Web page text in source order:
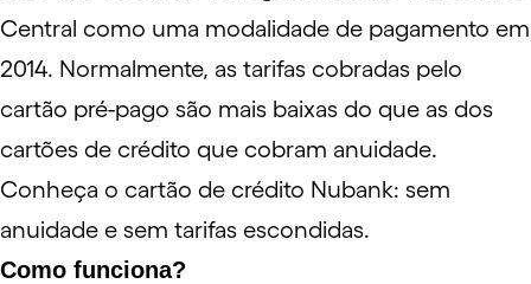
Central como uma modalidade de pagamento em
2014. Normalmente, as tarifas cobradas pelo
cartão pré-pago são mais baixas do que as dos
cartões de crédito que cobram anuidade.
Conheça o cartão de crédito Nubank: sem
anuidade e sem tarifas escondidas.
Como funciona?